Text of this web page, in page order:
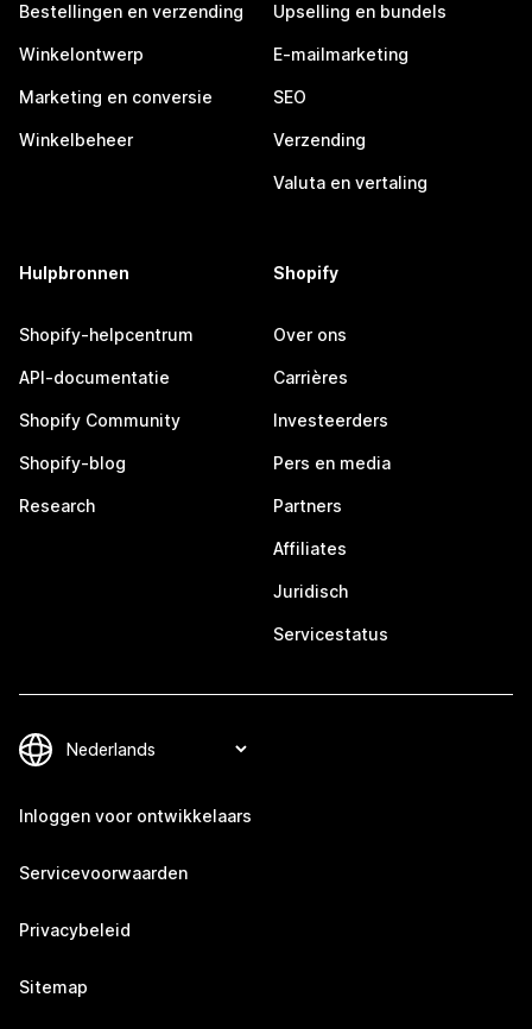
Bestellingen en verzending
Winkelontwerp
Marketing en conversie
Winkelbeheer
Upselling en bundels
E-mailmarketing
SEO
Verzending
Valuta en vertaling
Hulpbronnen
Shopify-helpcentrum
API-documentatie
Shopify Community
Shopify-blog
Research
Shopify
Over ons
Carrières
Investeerders
Pers en media
Partners
Affiliates
Juridisch
Servicestatus
Inloggen voor ontwikkelaars
Servicevoorwaarden
Privacybeleid
Sitemap